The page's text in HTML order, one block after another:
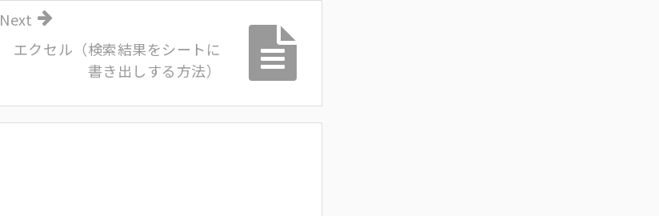
エクセル（検索結果をシートに
書き出しする方法）
Next